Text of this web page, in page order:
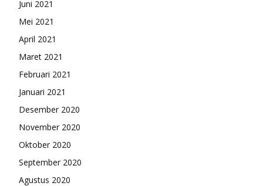
Juni 2021
Mei 2021
April 2021
Maret 2021
Februari 2021
Januari 2021
Desember 2020
November 2020
Oktober 2020
September 2020
Agustus 2020